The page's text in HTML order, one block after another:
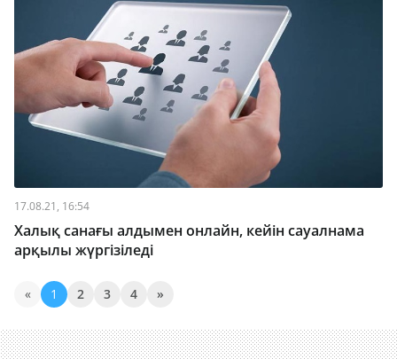
17.08.21, 16:54
Халық санағы алдымен онлайн, кейін сауалнама
арқылы жүргізіледі
« 1 2 3 4 »